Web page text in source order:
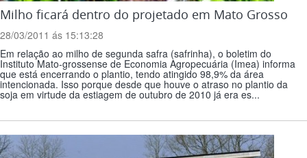
Milho ficará dentro do projetado em Mato Grosso
28/03/2011 ás 15:13:28
Em relação ao milho de segunda safra (safrinha), o boletim do
Instituto Mato-grossense de Economia Agropecuária (Imea) informa
que está encerrando o plantio, tendo atingido 98,9% da área
intencionada. Isso porque desde que houve o atraso no plantio da
soja em virtude da estiagem de outubro de 2010 já era es...